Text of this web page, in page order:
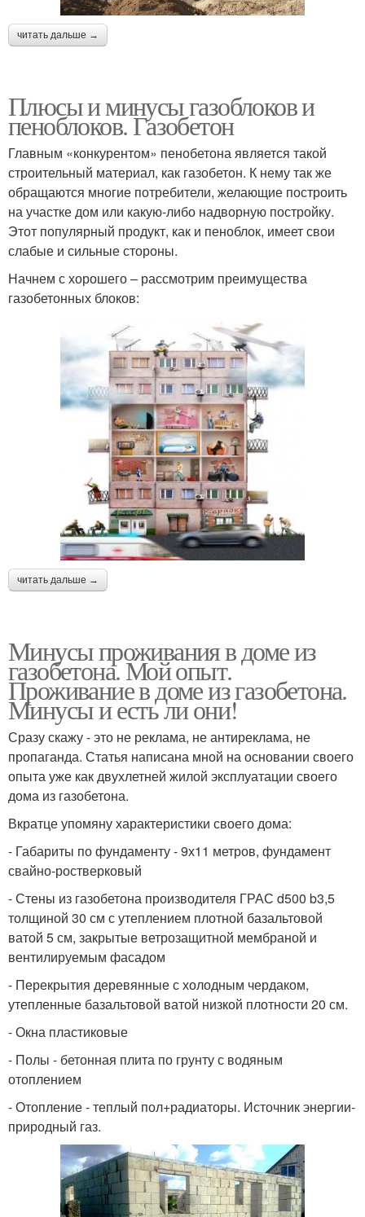
читать дальше →
Плюсы и минусы газоблоков и
пеноблоков. Газобетон
Главным «конкурентом» пенобетона является такой
строительный материал, как газобетон. К нему так же
обращаются многие потребители, желающие построить
на участке дом или какую-либо надворную постройку.
Этот популярный продукт, как и пеноблок, имеет свои
слабые и сильные стороны.
Начнем с хорошего – рассмотрим преимущества
газобетонных блоков:
читать дальше →
Минусы проживания в доме из
газобетона. Мой опыт.
Проживание в доме из газобетона.
Минусы и есть ли они!
Сразу скажу - это не реклама, не антиреклама, не
пропаганда. Статья написана мной на основании своего
опыта уже как двухлетней жилой эксплуатации своего
дома из газобетона.
Вкратце упомяну характеристики своего дома:
- Габариты по фундаменту - 9х11 метров, фундамент
свайно-ростверковый
- Стены из газобетона производителя ГРАС d500 b3,5
толщиной 30 см с утеплением плотной базальтовой
ватой 5 см, закрытые ветрозащитной мембраной и
вентилируемым фасадом
- Перекрытия деревянные с холодным чердаком,
утепленные базальтовой ватой низкой плотности 20 см.
- Окна пластиковые
- Полы - бетонная плита по грунту с водяным
отоплением
- Отопление - теплый пол+радиаторы. Источник энергии-
природный газ.